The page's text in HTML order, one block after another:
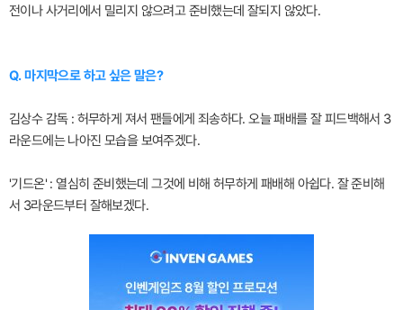
전이나 사거리에서 밀리지 않으려고 준비했는데 잘되지 않았다.
Q. 마지막으로 하고 싶은 말은?
김상수 감독 : 허무하게 져서 팬들에게 죄송하다. 오늘 패배를 잘 피드백해서 3
라운드에는 나아진 모습을 보여주겠다.
'기드온' : 열심히 준비했는데 그것에 비해 허무하게 패배해 아쉽다. 잘 준비해
서 3라운드부터 잘해보겠다.